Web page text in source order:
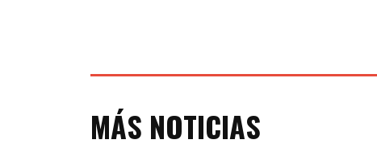
MÁS NOTICIAS